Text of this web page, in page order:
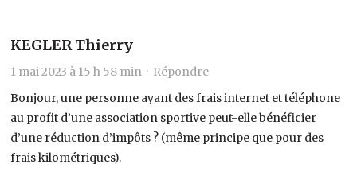
KEGLER Thierry
1 mai 2023 à 15 h 58 min · Répondre
Bonjour, une personne ayant des frais internet et téléphone
au profit d’une association sportive peut-elle bénéficier
d’une réduction d’impôts ? (même principe que pour des
frais kilométriques).